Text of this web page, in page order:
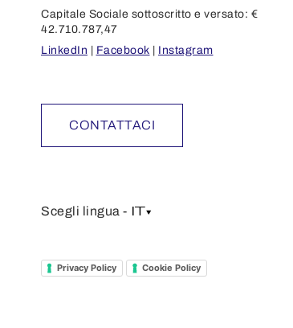
Capitale Sociale sottoscritto e versato: €
42.710.787,47
LinkedIn | Facebook | Instagram
CONTATTACI
Scegli lingua - IT
Privacy Policy Cookie Policy